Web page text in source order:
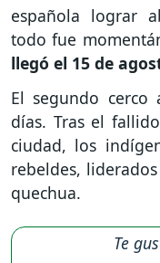
española lograr
todo fue
llegó el 15 de
El segundo
días. Tras el
ciudad, los
rebeldes,
quechua.
Te